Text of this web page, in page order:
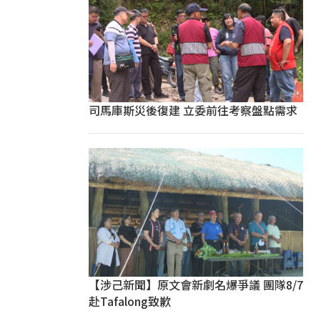
司馬庫斯災後復建 立委前往考察盤點需求
【涉己新聞】原文會新劇名爆爭議 團隊8/7
赴Tafalong致歉